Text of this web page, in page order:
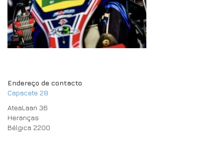
FAQS
DRIVERS/PARTNERS
MY ACCOUNT
DRIVERS/PARTNERS
RECURSOS
PÁGINA DE CONSULTA DO REVENDEDOR
FORMULÁRIO DE INSCRIÇÃO DE EMBAIXADOR
Endereço de contacto
Capacete 28
AteaLaan 36
Heranças
Bélgica 2200